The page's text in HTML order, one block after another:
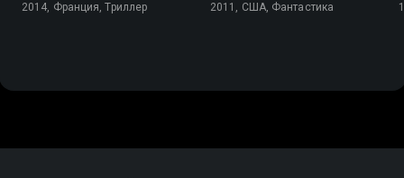
2014, Франция, Триллер 2011, США, Фантастика